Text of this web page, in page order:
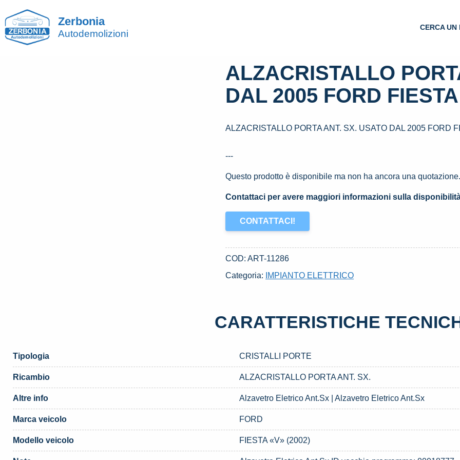
Zerbonia
Autodemolizioni
CERCA UN
ALZACRISTALLO
DAL 2005 FORD
ALZACRISTALLO PORTA ANT. SX. USATO DAL 2005 FORD
---
Questo prodotto è disponibile ma non ha ancora una
Contattaci per avere maggiori informazioni sulla
CONTATTACI!
COD:ART-11286
Categoria:
IMPIANTO ELETTRICO
CARATTERISTICHE
Tipologia CRISTALLI PORTE
Ricambio ALZACRISTALLO PORTA ANT. SX.
Altre info Alzavetro Eletrico Ant.Sx | Alzavetro Eletrico Ant.Sx
Marca veicolo FORD
Modello veicolo FIESTA «V» (2002)